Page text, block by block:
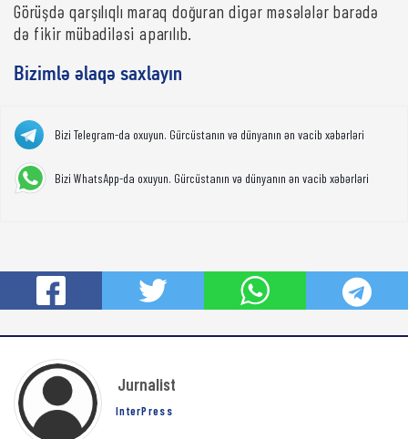
Görüşdə qarşılıqlı maraq doğuran digər məsələlər barədə
də fikir mübadiləsi aparılıb.
Bizimlə əlaqə saxlayın
Bizi Telegram-da oxuyun. Gürcüstanın və dünyanın ən vacib xəbərləri
Bizi WhatsApp-da oxuyun. Gürcüstanın və dünyanın ən vacib xəbərləri
Jurnalist
InterPress